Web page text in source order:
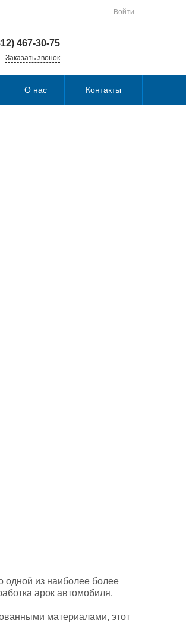
Войти
467-30-75
Заказать звонок
О нас Контакты
одной из наиболее более
арок автомобиля.
материалами, этот